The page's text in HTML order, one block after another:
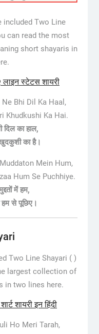
included Two Line
can read the most
short shayaris in
स्टेटस शायरी
Bhi Dil Ka Haal,
Khudkushi Ka Hai.
दिल का हाल,
का है।
Mein Hum,
Hum Se Puchhiye.
में हम,
से पूछिए।
Two Line Shayari ( )
largest collection of
in two lines here.
शायरी इन हिंदी
Ho Meri Tarah,